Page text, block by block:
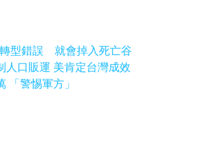
型錯誤 就會掉入死亡谷
人口販運 美肯定台灣成效
「警惕軍方」